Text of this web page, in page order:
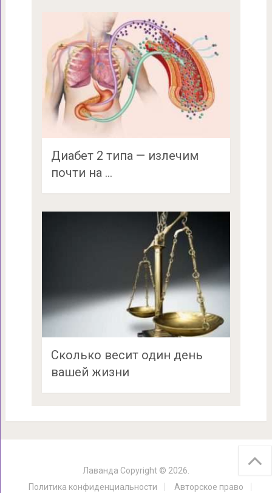
Диабет 2 типа — излечим
почти на …
Сколько весит один день
вашей жизни
Лаванда Copyright © 2026.
Политика конфиденциальности
Авторское право